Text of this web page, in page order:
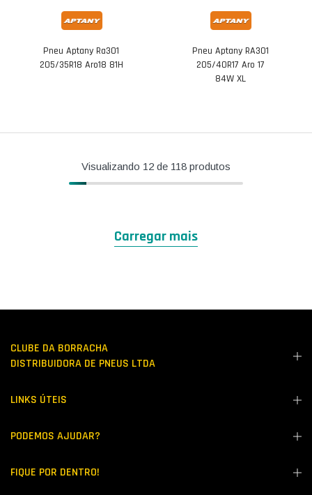
Pneu Aptany Ra301
205/35R18 Aro18 81H
Pneu Aptany RA301
205/40R17 Aro 17
84W XL
Visualizando 12 de 118 produtos
Carregar mais
CLUBE DA BORRACHA
DISTRIBUIDORA DE PNEUS LTDA
LINKS ÚTEIS
PODEMOS AJUDAR?
FIQUE POR DENTRO!